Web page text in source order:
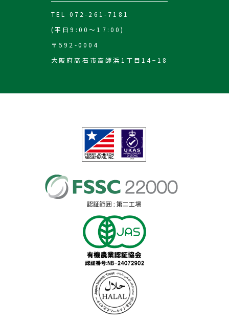
TEL 072-261-7181
(平日9:00～17:00)
〒592-0004
大阪府高石市高師浜1丁目14−18